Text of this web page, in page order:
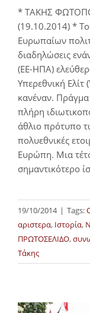
* ΤΑΚΗΣ
(19.10.2014) * Το
Ευρωπαίων
διαδηλώσεις
(ΕΕ-ΗΠΑ)
Υπερεθνική Ελίτ
κανέναν. Πράγμα
πλήρη
άθλιο πρότυπο
πολυεθνικές
Ευρώπη. Μια
σημαντικότερο
19/10/2014 | Tags:
αριστερα, Ιστορία,
ΠΡΩΤΟΣΕΛΙΔΟ,
Τάκης